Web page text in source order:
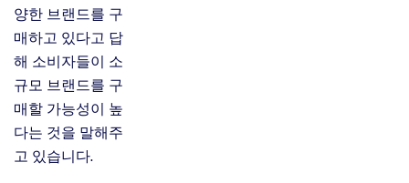
양한 브랜드를 구
매하고 있다고 답
해 소비자들이 소
규모 브랜드를 구
매할 가능성이 높
다는 것을 말해주
고 있습니다.